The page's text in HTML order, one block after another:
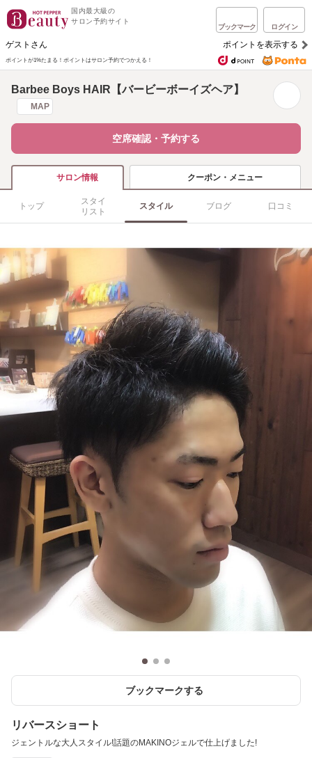
国内最大級の
サロン予約サイト
ブックマーク ログイン
ゲストさん ポイントを表示する
ポイントが1%たまる！ ポイントはサロン予約でつかえる！
Barbee Boys HAIR【バービーボーイズヘア】
MAP
空席確認・予約する
サロン情報 クーポン・メニュー
トップ
スタイ
リスト
スタイル ブログ 口コミ
ブックマークする
リバースショート
ジェントルな大人スタイル!話題のMAKINOジェルで仕上げました!